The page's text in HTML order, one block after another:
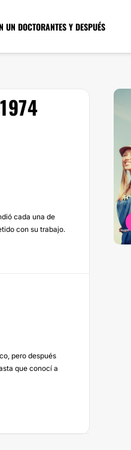
UN DOCTORANTES Y DESPUÉS
cada una de
con su trabajo.
pero después
que conocí a